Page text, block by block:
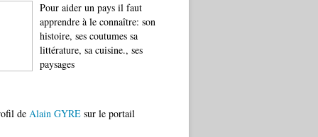
Pour aider un pays il faut
apprendre à le connaître: son
histoire, ses coutumes sa
littérature, sa cuisine., ses
paysages
de Alain GYRE sur le portail